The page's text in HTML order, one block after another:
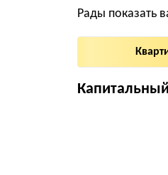
Рады показать